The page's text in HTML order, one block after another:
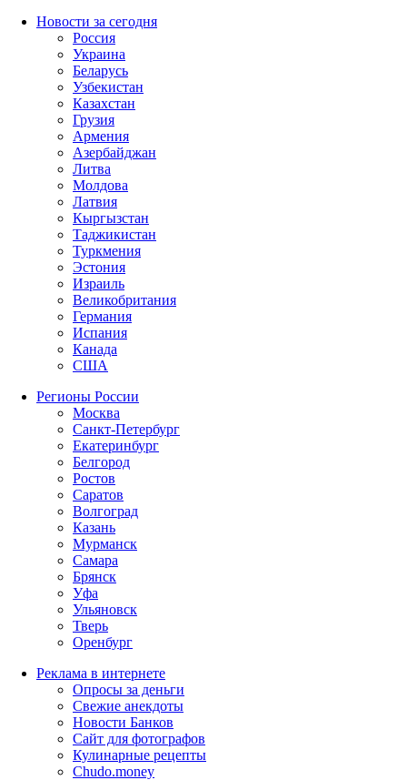
Новости за сегодня
Россия
Украина
Беларусь
Узбекистан
Казахстан
Грузия
Армения
Азербайджан
Литва
Молдова
Латвия
Кыргызстан
Таджикистан
Туркмения
Эстония
Израиль
Великобритания
Германия
Испания
Канада
США
Регионы России
Москва
Санкт-Петербург
Екатеринбург
Белгород
Ростов
Саратов
Волгоград
Казань
Мурманск
Самара
Брянск
Уфа
Ульяновск
Тверь
Оренбург
Реклама в интернете
Опросы за деньги
Свежие анекдоты
Новости Банков
Сайт для фотографов
Кулинарные рецепты
Chudo.money